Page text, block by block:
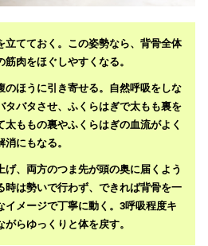
立てておく。この姿勢なら、背骨全体
肉をほぐしやすくなる。
のほうに引き寄せる。自然呼吸をしな
タバタさせ、ふくらはぎで太もも裏を
ももの裏やふくらはぎの血流がよく
にもなる。
げ、両方のつま先が頭の奥に届くよう
時は勢いで行わず、できれば背骨を一
イメージで丁寧に動く。3呼吸程度キ
らゆっくりと体を戻す。